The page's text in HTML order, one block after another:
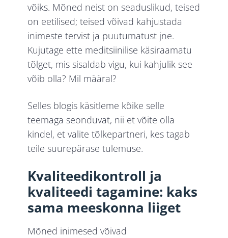
võiks. Mõned neist on seaduslikud, teised
on eetilised; teised võivad kahjustada
inimeste tervist ja puutumatust jne.
Kujutage ette meditsiinilise käsiraamatu
tõlget, mis sisaldab vigu, kui kahjulik see
võib olla? Mil määral?
Selles blogis käsitleme kõike selle
teemaga seonduvat, nii et võite olla
kindel, et valite tõlkepartneri, kes tagab
teile suurepärase tulemuse.
Kvaliteedikontroll ja
kvaliteedi tagamine: kaks
sama meeskonna liiget
Mõned inimesed võivad